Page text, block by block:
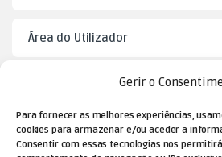
Gerir o
Para fornecer as melhores experiências,
cookies para armazenar e/ou aceder a
Consentir com essas tecnologias nos
Área do Utilizador